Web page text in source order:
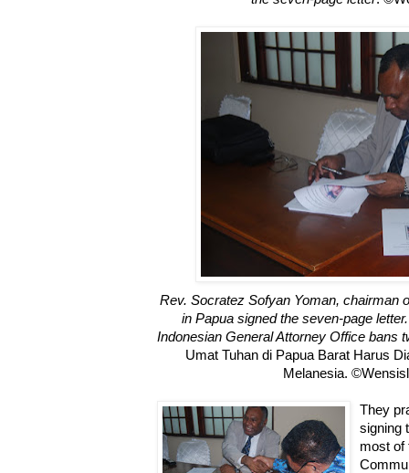
Rev. Socratez Sofyan Yoman, chairman
in Papua signed the seven-page
Indonesian General Attorney Office bans
Umat Tuhan di Papua Barat Harus
Melanesia.
They
signing
most of